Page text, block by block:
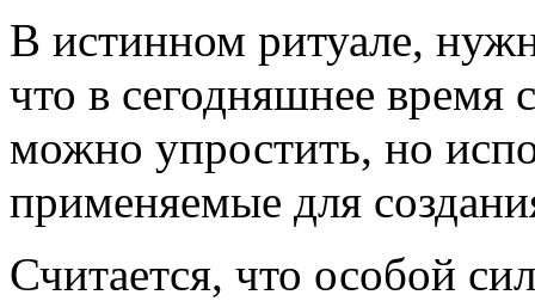
В истинном ритуале,
что в сегодняшнее время
можно упростить, но
применяемые для
Считается, что особой